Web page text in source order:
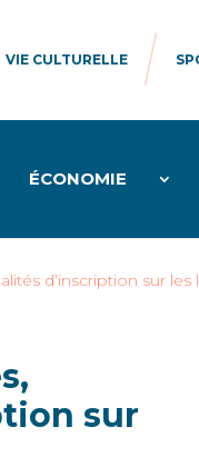
VIE CULTURELLE
ÉCONOMIE
d’inscription sur les
sur